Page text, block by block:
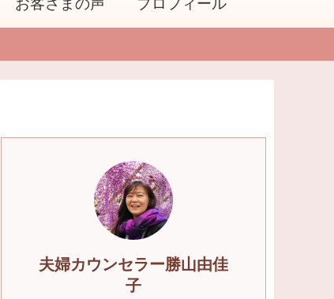
お客さまの声 プロフィール
夫婦カウンセラー勝山由佳
子